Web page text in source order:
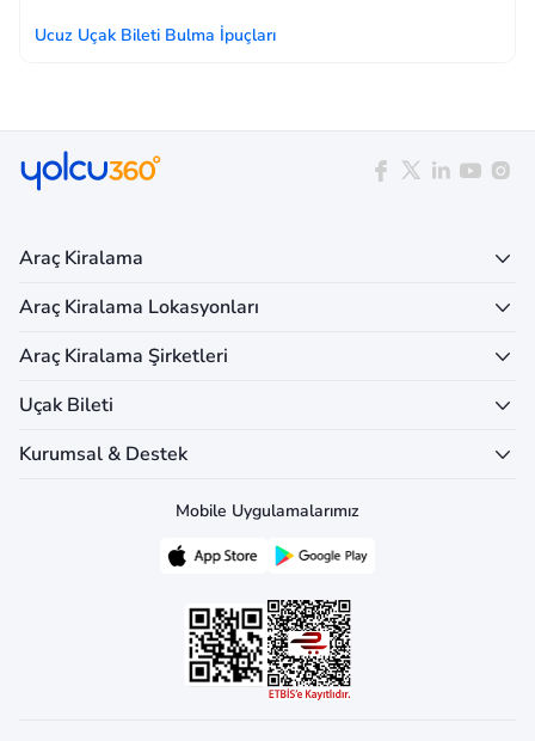
Ucuz Uçak Bileti Bulma İpuçları
Araç Kiralama
Araç Kiralama Lokasyonları
Araç Kiralama Şirketleri
Uçak Bileti
Kurumsal & Destek
Mobile Uygulamalarımız